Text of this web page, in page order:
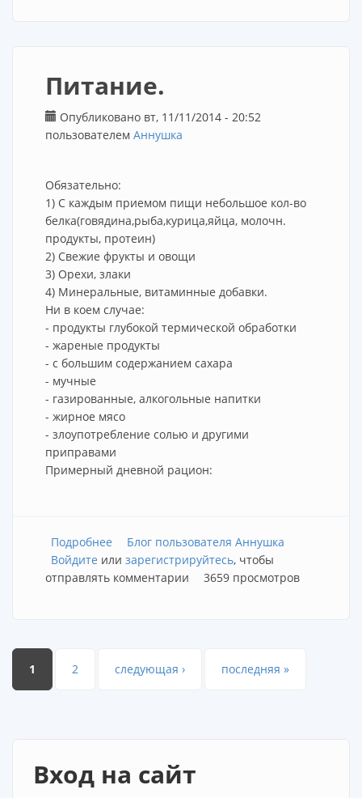
Питание.
Опубликовано вт, 11/11/2014 - 20:52
пользователем Аннушка
Обязательно:
1) С каждым приемом пищи небольшое кол-во
белка(говядина,рыба,курица,яйца, молочн.
продукты, протеин)
2) Свежие фрукты и овощи
3) Орехи, злаки
4) Минеральные, витаминные добавки.
Ни в коем случае:
- продукты глубокой термической обработки
- жареные продукты
- с большим содержанием сахара
- мучные
- газированные, алкогольные напитки
- жирное мясо
- злоупотребление солью и другими
приправами
Примерный дневной рацион:
Подробнее о Питание.
Блог пользователя Аннушка
Войдите или зарегистрируйтесь, чтобы
отправлять комментарии
3659 просмотров
Страницы
1 2 следующая › последняя »
Вход на сайт